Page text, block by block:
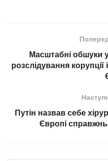
Масштабні обшуки
розслідування
Путін назвав себе
Європі